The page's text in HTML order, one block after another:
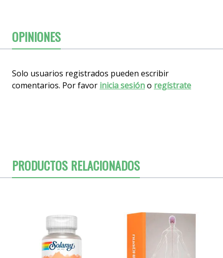
OPINIONES
Solo usuarios registrados pueden escribir
comentarios. Por favor inicia sesióno regístrate
PRODUCTOS RELACIONADOS